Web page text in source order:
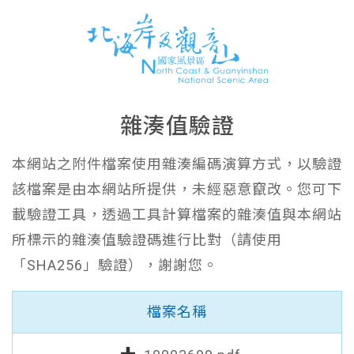
雜湊值驗證
本網站之附件檔案使用雜湊編碼演算方式，以驗證
該檔案是由本網站所提供，未經惡意竄改。您可下
載驗證工具，透過工具計算檔案的雜湊值與本網站
所標示的雜湊值驗證碼進行比對（請使用
「SHA256」驗證），謝謝您。
檔案名稱